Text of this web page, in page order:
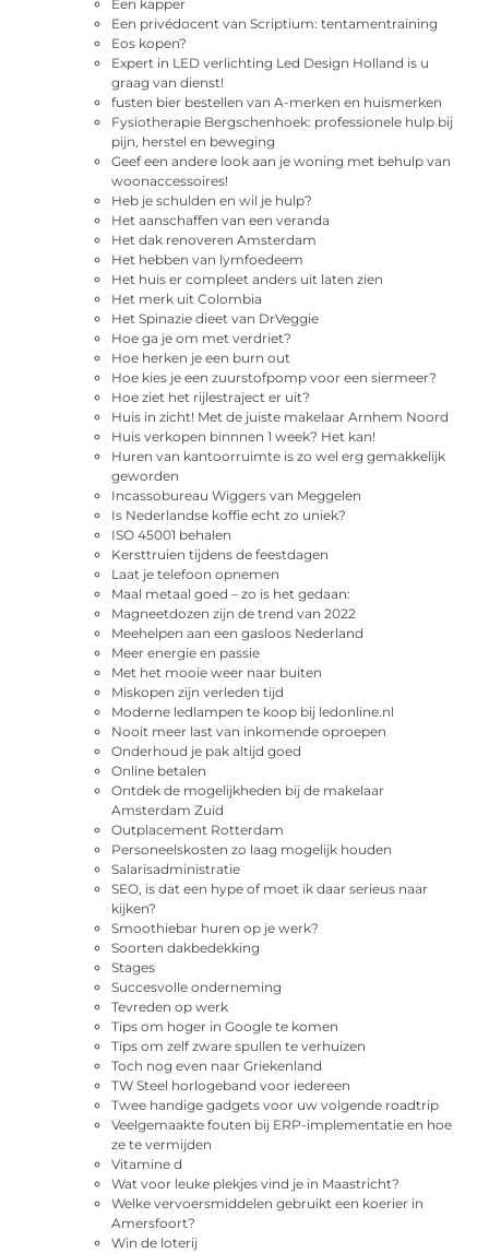
Een kapper
Een privédocent van Scriptium: tentamentraining
Eos kopen?
Expert in LED verlichting Led Design Holland is u
graag van dienst!
fusten bier bestellen van A-merken en huismerken
Fysiotherapie Bergschenhoek: professionele hulp bij
pijn, herstel en beweging
Geef een andere look aan je woning met behulp van
woonaccessoires!
Heb je schulden en wil je hulp?
Het aanschaffen van een veranda
Het dak renoveren Amsterdam
Het hebben van lymfoedeem
Het huis er compleet anders uit laten zien
Het merk uit Colombia
Het Spinazie dieet van DrVeggie
Hoe ga je om met verdriet?
Hoe herken je een burn out
Hoe kies je een zuurstofpomp voor een siermeer?
Hoe ziet het rijlestraject er uit?
Huis in zicht! Met de juiste makelaar Arnhem Noord
Huis verkopen binnnen 1 week? Het kan!
Huren van kantoorruimte is zo wel erg gemakkelijk
geworden
Incassobureau Wiggers van Meggelen
Is Nederlandse koffie echt zo uniek?
ISO 45001 behalen
Kersttruien tijdens de feestdagen
Laat je telefoon opnemen
Maal metaal goed – zo is het gedaan:
Magneetdozen zijn de trend van 2022
Meehelpen aan een gasloos Nederland
Meer energie en passie
Met het mooie weer naar buiten
Miskopen zijn verleden tijd
Moderne ledlampen te koop bij ledonline.nl
Nooit meer last van inkomende oproepen
Onderhoud je pak altijd goed
Online betalen
Ontdek de mogelijkheden bij de makelaar
Amsterdam Zuid
Outplacement Rotterdam
Personeelskosten zo laag mogelijk houden
Salarisadministratie
SEO, is dat een hype of moet ik daar serieus naar
kijken?
Smoothiebar huren op je werk?
Soorten dakbedekking
Stages
Succesvolle onderneming
Tevreden op werk
Tips om hoger in Google te komen
Tips om zelf zware spullen te verhuizen
Toch nog even naar Griekenland
TW Steel horlogeband voor iedereen
Twee handige gadgets voor uw volgende roadtrip
Veelgemaakte fouten bij ERP-implementatie en hoe
ze te vermijden
Vitamine d
Wat voor leuke plekjes vind je in Maastricht?
Welke vervoersmiddelen gebruikt een koerier in
Amersfoort?
Win de loterij